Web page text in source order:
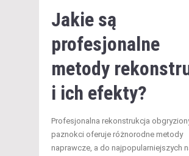
Jakie są
profesjonalne
metody
i ich efekty?
Profesjonalna rekonstrukcja
paznokci oferuje różnorodne metody
naprawcze, a do najpopularniejszych